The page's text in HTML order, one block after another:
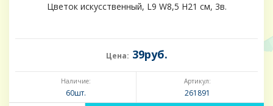
Цветок искусственный, L9 W8,5 H21 см, 3в.
Цена: 39руб.
Наличие:
60шт.
Артикул:
261891